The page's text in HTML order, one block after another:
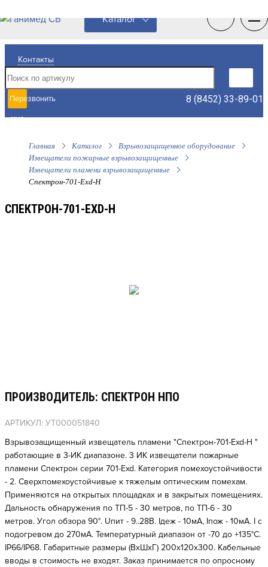
Контакты
Перезвонить
мне
8 (8452) 33-89-01
Каталог
Главная Каталог
Взрывозащищенное оборудование
Извещатели пожарные взрывозащищенные
Извещатели пламени взрывозащищенные
Спектрон-701-Exd-H
СПЕКТРОН-701-EXD-H
ПРОИЗВОДИТЕЛЬ: СПЕКТРОН НПО
АРТИКУЛ: УТ000051840
Взрывозащищенный извещатель пламени "Спектрон-701-Exd-H "
работающие в 3-ИК диапазоне. 3 ИК извещатели пожарные
пламени Спектрон серии 701-Exd. Категория помехоустойчивости
- 2. Сверхпомехоустойчивые к тяжелым оптическим помехам.
Применяются на открытых площадках и в закрытых помещениях.
Дальность обнаружения по ТП-5 - 30 метров, по ТП-6 - 30
метров. Угол обзора 90°. Uпит - 9..28В. Iдеж - 10мА, Iпож - 10мА. I с
подогревом до 270мА. Температурный диапазон от -70 до +135°С.
IP66/IP68. Габаритные размеры (ВхШхГ) 200х120х300. Кабельные
вводы в стоимость не входят. Заказ принимается по опросному